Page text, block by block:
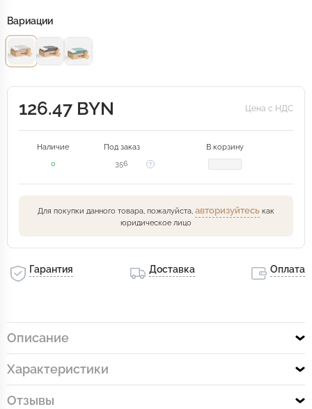
Вариации
126.47 BYN Цена с НДС
Наличие Под заказ
В корзину
0
356
Для покупки данного товара, пожалуйста, авторизуйтесь как
юридическое лицо
Гарантия Доставка Оплата
Описание
Характеристики
Отзывы